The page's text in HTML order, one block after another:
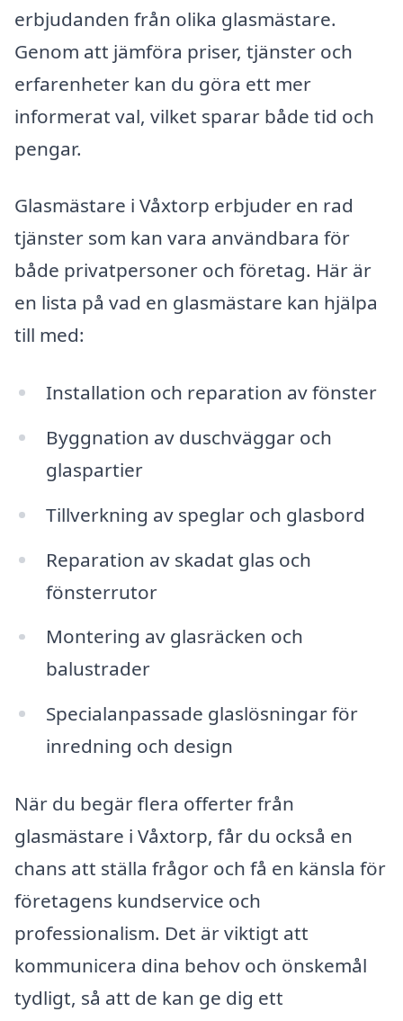
erbjudanden från olika glasmästare.
Genom att jämföra priser, tjänster och
erfarenheter kan du göra ett mer
informerat val, vilket sparar både tid och
pengar.
Glasmästare i Våxtorp erbjuder en rad
tjänster som kan vara användbara för
både privatpersoner och företag. Här är
en lista på vad en glasmästare kan hjälpa
till med:
Installation och reparation av fönster
Byggnation av duschväggar och
glaspartier
Tillverkning av speglar och glasbord
Reparation av skadat glas och
fönsterrutor
Montering av glasräcken och
balustrader
Specialanpassade glaslösningar för
inredning och design
När du begär flera offerter från
glasmästare i Våxtorp, får du också en
chans att ställa frågor och få en känsla för
företagens kundservice och
professionalism. Det är viktigt att
kommunicera dina behov och önskemål
tydligt, så att de kan ge dig ett